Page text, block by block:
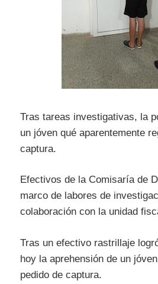
Tras tareas investigativas, la
un jóven qué aparentemente
captura.
Efectivos de la Comisaría de
marco de labores de
colaboración con la unidad
Tras un efectivo rastrillaje
hoy la aprehensión de un
pedido de captura.